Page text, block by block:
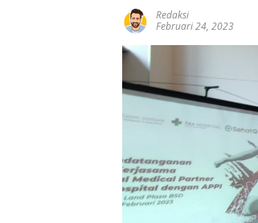
Redaksi
Februari 24, 2023